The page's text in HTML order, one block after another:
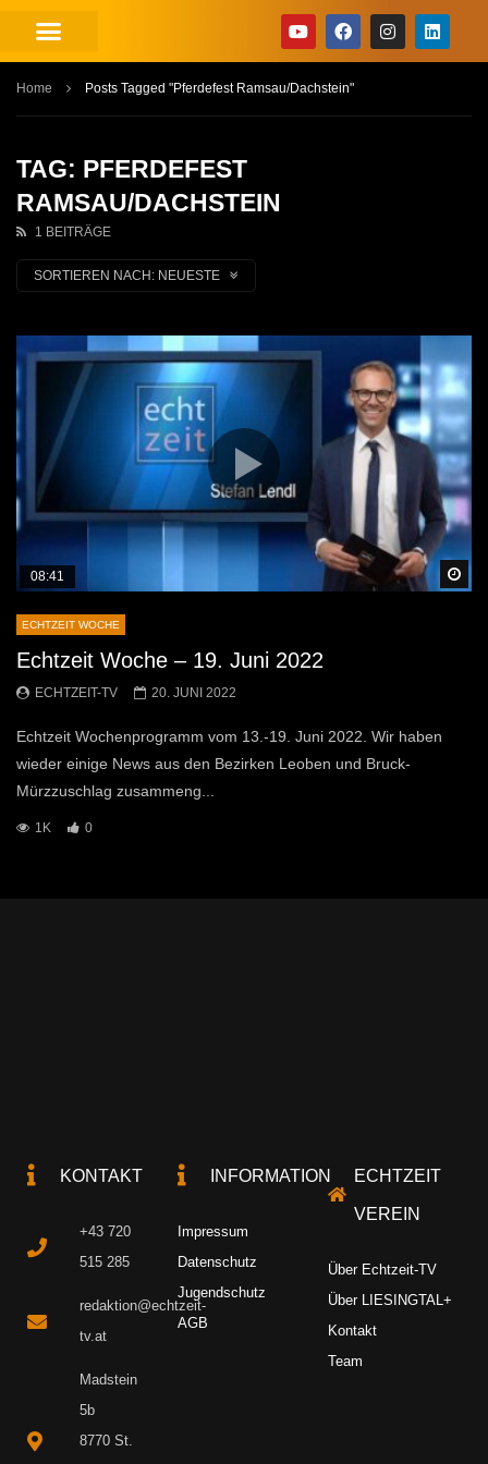
Home Posts Tagged "Pferdefest Ramsau/Dachstein"
TAG: PFERDEFEST
RAMSAU/DACHSTEIN
1 BEITRÄGE
SORTIEREN NACH: NEUESTE
08:41
ECHTZEIT WOCHE
Echtzeit Woche – 19. Juni 2022
ECHTZEIT-TV 20. JUNI 2022
Echtzeit Wochenprogramm vom 13.-19. Juni 2022. Wir haben
wieder einige News aus den Bezirken Leoben und Bruck-
Mürzzuschlag zusammeng...
1K 0
KONTAKT
+43 720
515 285
redaktion@echtzeit-
tv.at
Madstein
5b
8770 St.
INFORMATION
Impressum
Datenschutz
Jugendschutz
AGB
ECHTZEIT
VEREIN
Über Echtzeit-TV
Über LIESINGTAL+
Kontakt
Team